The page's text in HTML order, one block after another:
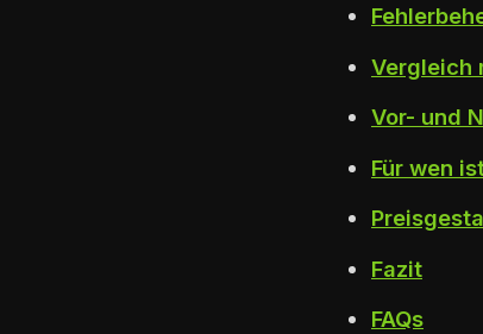
Vergleich
Vor- und
Für wen
Fazit
FAQs